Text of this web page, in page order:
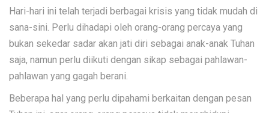
Hari-hari ini telah terjadi berbagai krisis yang tidak mudah di
sana-sini. Perlu dihadapi oleh orang-orang percaya yang
bukan sekedar sadar akan jati diri sebagai anak-anak Tuhan
saja, namun perlu diikuti dengan sikap sebagai pahlawan-
pahlawan yang gagah berani.
Beberapa hal yang perlu dipahami berkaitan dengan pesan